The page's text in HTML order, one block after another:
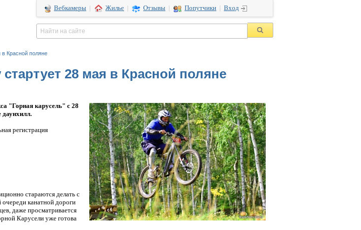
Вебкамеры Жилье Отзывы Попутчики Вход
в Красной поляне
28 мая в Красной поляне
"Горная карусель" с 28
даунхилл.
регистрация
стараются делать с
канатной дороги
даже просматривается
Карусели уже готова